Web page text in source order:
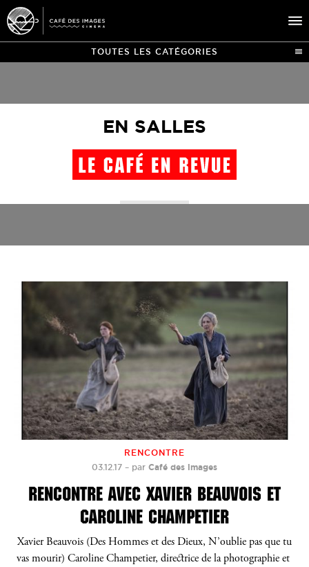
ÉVÉNEMENTS
PRATIQUE
ÉDUCATION AUX IMAGES
TOUTES LES CATÉGORIES
EN SALLES
RENCONTRE
03.12.17 – par Café des images
RENCONTRE AVEC XAVIER BEAUVOIS ET
CAROLINE CHAMPETIER
Xavier Beauvois (Des Hommes et des Dieux, N’oublie pas que tu
vas mourir) Caroline Champetier, directrice de la photographie et